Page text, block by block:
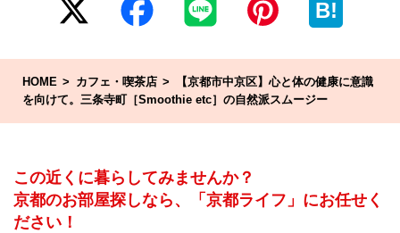
B!
HOME カフェ・喫茶店
【京都市中京区】心と体の健康に意識
を向けて。三条寺町［Smoothie etc］の自然派スムージー
この近くに暮らしてみませんか？
京都のお部屋探しなら、「京都ライフ」にお任せく
ださい！